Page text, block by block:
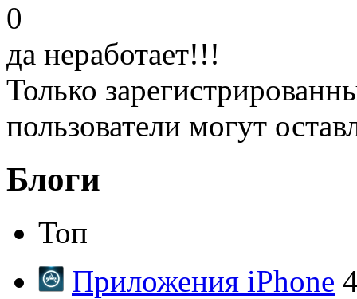
0
да неработает!!!
Только
пользователи могут
Блоги
Топ
Приложения iPhone